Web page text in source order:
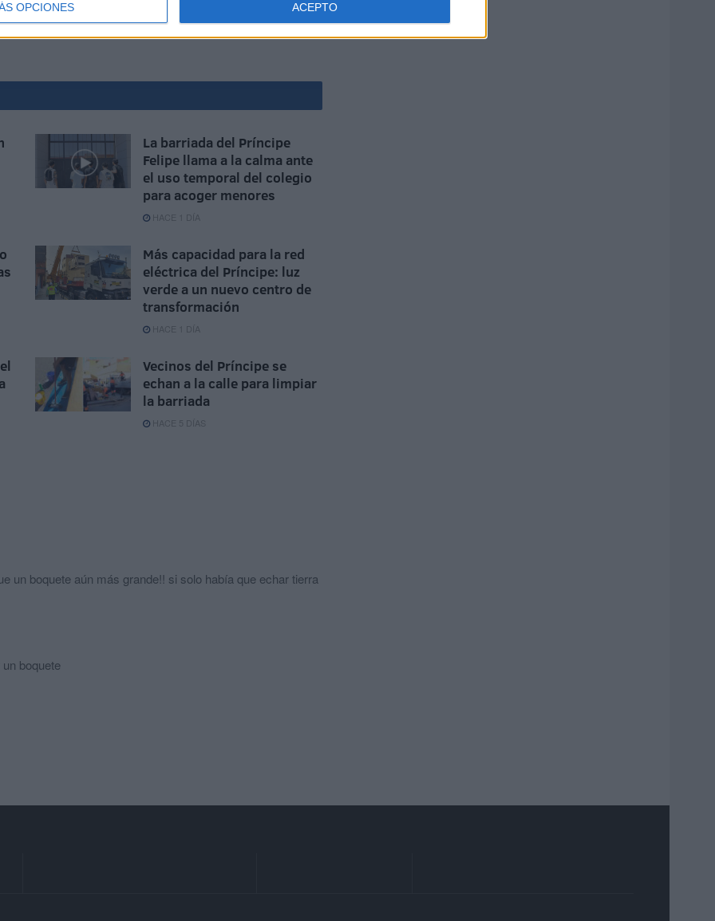
OPCIONES ACEPTO
La barriada del Príncipe
Felipe llama a la calma ante
el uso temporal del colegio
para acoger menores
HACE 1 DÍA
Más capacidad para la red
eléctrica del Príncipe: luz
verde a un nuevo centro de
transformación
HACE 1 DÍA
Vecinos del Príncipe se
echan a la calle para limpiar
la barriada
HACE 5 DÍAS
un boquete aún más grande!! si solo había que echar tierra
boquete